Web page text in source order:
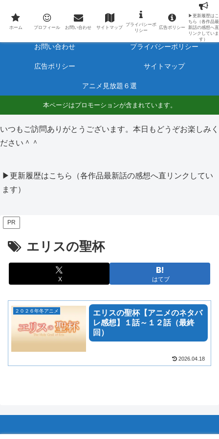
最新アニメのあらすじと感想をネタバレ有りで毎日更新しています。
ホーム プロフィール
お問い合わせ プライバシーポリシー
広告ポリシー サイトマップ
アニメ見放題６選
本ページはプロモーションが含まれています。
いつもご訪問ありがとうございます。本日もどうぞお楽しみく
ださい＾＾
▶更新履歴はこちら（各作品最新話の感想へ直リンクしてい
ます）
PR
エリスの聖杯
X はてブ
２０２６年冬アニメ
エリスの聖杯【アニメのネタバ
レ感想】１話～１２話（最終
回）
2026.04.18
ホーム プロフィール お問い合わせ サイトマップ
プライバシーポ
リシー
広告ポリシー
▶更新履歴はこ
ちら（各作品最
新話の感想へ直
リンクしていま
す）